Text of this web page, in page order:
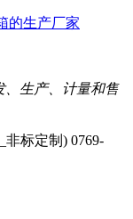
的生产厂家
、生产、计量和售
非标定制) 0769-